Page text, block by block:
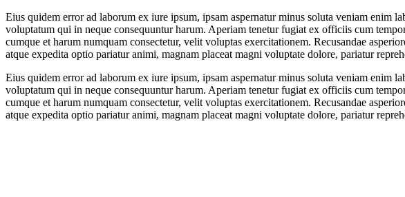
Eius quidem error ad laborum ex iure ipsum, ipsam aspernatur minus soluta veniam enim
voluptatum qui in neque consequuntur harum. Aperiam tenetur fugiat ex officiis cum
cumque et harum numquam consectetur, velit voluptas exercitationem. Recusandae
atque expedita optio pariatur animi, magnam placeat magni voluptate dolore, pariatur
Eius quidem error ad laborum ex iure ipsum, ipsam aspernatur minus soluta veniam enim
voluptatum qui in neque consequuntur harum. Aperiam tenetur fugiat ex officiis cum
cumque et harum numquam consectetur, velit voluptas exercitationem. Recusandae
atque expedita optio pariatur animi, magnam placeat magni voluptate dolore, pariatur